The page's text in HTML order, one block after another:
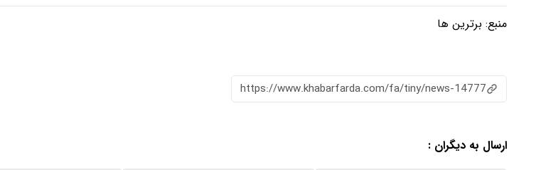
منبع: برترین ها
https://www.khabarfarda.com/fa/tiny/news-14777
ارسال به دیگران :